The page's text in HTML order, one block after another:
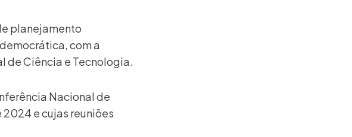
planejamento
com a
de Ciência e Tecnologia.
Nacional de
e cujas reuniões